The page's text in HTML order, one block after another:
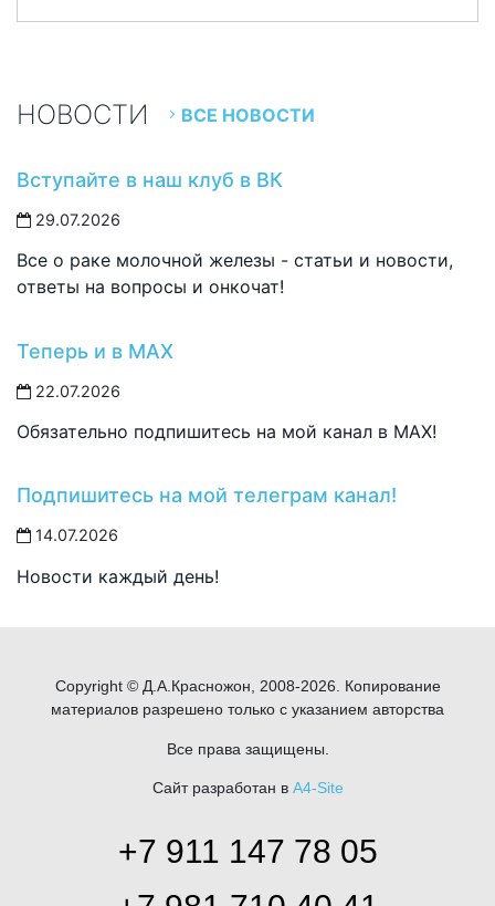
НОВОСТИ ВСЕ НОВОСТИ
Вступайте в наш клуб в ВК
29.07.2026
Все о раке молочной железы - статьи и новости,
ответы на вопросы и онкочат!
Теперь и в MAX
22.07.2026
Обязательно подпишитесь на мой канал в MAX!
Подпишитесь на мой телеграм канал!
14.07.2026
Новости каждый день!
Copyright © Д.А.Красножон, 2008-2026. Копирование
материалов разрешено только с указанием авторства
Все права защищены.
Сайт разработан в A4-Site
+7 911 147 78 05